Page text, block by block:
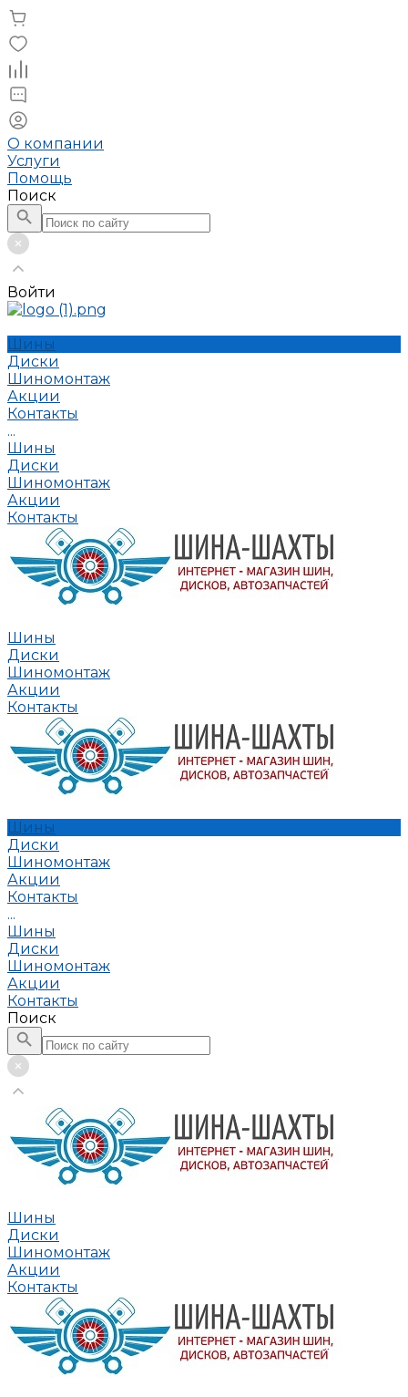
О компании
Услуги
Помощь
Поиск
Войти
Шины
Диски
Шиномонтаж
Акции
Контакты
...
Шины
Диски
Шиномонтаж
Акции
Контакты
Шины
Диски
Шиномонтаж
Акции
Контакты
Шины
Диски
Шиномонтаж
Акции
Контакты
...
Шины
Диски
Шиномонтаж
Акции
Контакты
Поиск
Шины
Диски
Шиномонтаж
Акции
Контакты